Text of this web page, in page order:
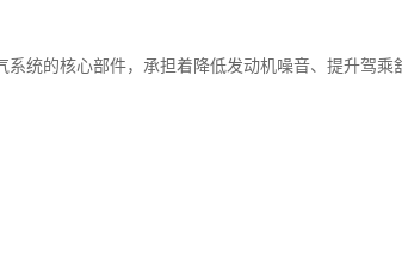
系统的核心部件，承担着降低发动机噪音、提升驾乘